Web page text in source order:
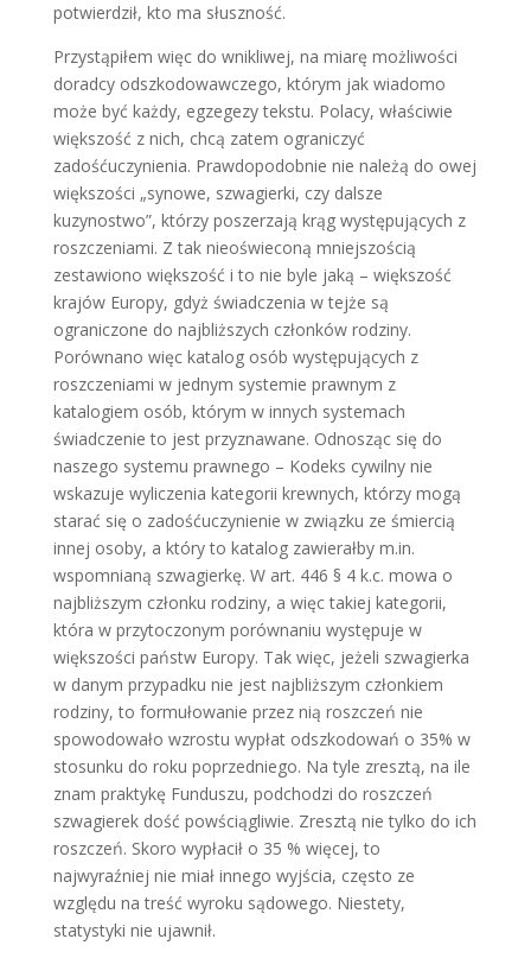
potwierdził, kto ma słuszność.
Przystąpiłem więc do wnikliwej, na miarę możliwości
doradcy odszkodowawczego, którym jak wiadomo
może być każdy, egzegezy tekstu. Polacy, właściwie
większość z nich, chcą zatem ograniczyć
zadośćuczynienia. Prawdopodobnie nie należą do owej
większości „synowe, szwagierki, czy dalsze
kuzynostwo”, którzy poszerzają krąg występujących z
roszczeniami. Z tak nieoświeconą mniejszością
zestawiono większość i to nie byle jaką – większość
krajów Europy, gdyż świadczenia w tejże są
ograniczone do najbliższych członków rodziny.
Porównano więc katalog osób występujących z
roszczeniami w jednym systemie prawnym z
katalogiem osób, którym w innych systemach
świadczenie to jest przyznawane. Odnosząc się do
naszego systemu prawnego – Kodeks cywilny nie
wskazuje wyliczenia kategorii krewnych, którzy mogą
starać się o zadośćuczynienie w związku ze śmiercią
innej osoby, a który to katalog zawierałby m.in.
wspomnianą szwagierkę. W art. 446 § 4 k.c. mowa o
najbliższym członku rodziny, a więc takiej kategorii,
która w przytoczonym porównaniu występuje w
większości państw Europy. Tak więc, jeżeli szwagierka
w danym przypadku nie jest najbliższym członkiem
rodziny, to formułowanie przez nią roszczeń nie
spowodowało wzrostu wypłat odszkodowań o 35% w
stosunku do roku poprzedniego. Na tyle zresztą, na ile
znam praktykę Funduszu, podchodzi do roszczeń
szwagierek dość powściągliwie. Zresztą nie tylko do ich
roszczeń. Skoro wypłacił o 35 % więcej, to
najwyraźniej nie miał innego wyjścia, często ze
względu na treść wyroku sądowego. Niestety,
statystyki nie ujawnił.